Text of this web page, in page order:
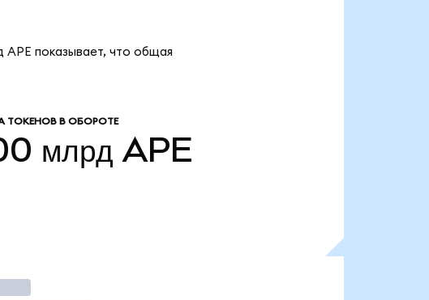
APE показывает, что общая
ТОКЕНОВ В ОБОРОТЕ
млрд APE